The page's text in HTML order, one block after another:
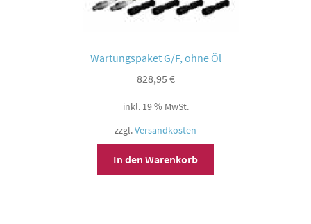
Wartungspaket G/F, ohne Öl
828,95 €
inkl. 19 % MwSt.
zzgl.Versandkosten
In den Warenkorb